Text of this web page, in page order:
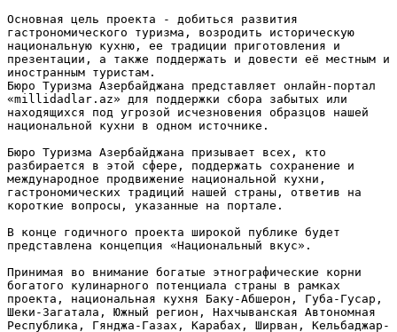
Основная цель проекта - добиться развития
гастрономического туризма, возродить историческую
национальную кухню, ее традиции приготовления и
презентации, а также поддержать и довести её местным и
иностранным туристам.
Бюро Туризма Азербайджана представляет онлайн-портал
«millidadlar.az» для поддержки сбора забытых или
находящихся под угрозой исчезновения образцов нашей
национальной кухни в одном источнике.
Бюро Туризма Азербайджана призывает всех, кто
разбирается в этой сфере, поддержать сохранение и
международное продвижение национальной кухни,
гастрономических традиций нашей страны, ответив на
короткие вопросы, указанные на портале.
В конце годичного проекта широкой публике будет
представлена ​​концепция «Национальный вкус».
Принимая во внимание богатые этнографические корни
богатого кулинарного потенциала страны в рамках
проекта, национальная кухня Баку-Абшерон, Губа-Гусар,
Шеки-Загатала, Южный регион, Нахчыванская Автономная
Республика, Гянджа-Газах, Карабах, Ширван, Кельбаджар-